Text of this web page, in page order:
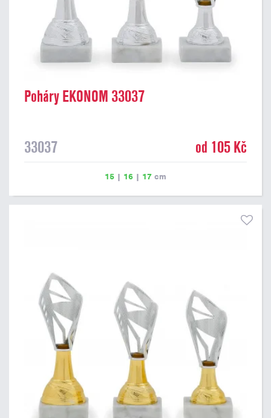
Poháry EKONOM 33037
33037 od 105 Kč
15 | 16 | 17 cm